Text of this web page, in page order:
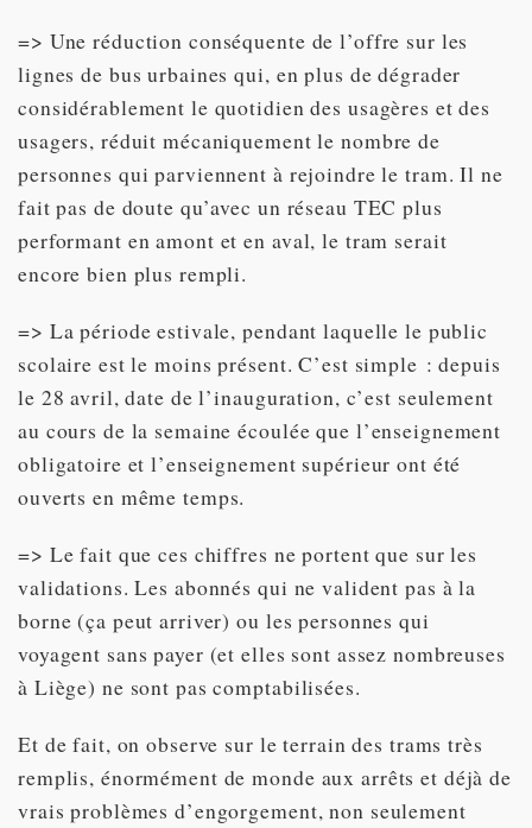
=> Une réduction conséquente de l’offre sur les
lignes de bus urbaines qui, en plus de dégrader
considérablement le quotidien des usagères et des
usagers, réduit mécaniquement le nombre de
personnes qui parviennent à rejoindre le tram. Il ne
fait pas de doute qu’avec un réseau TEC plus
performant en amont et en aval, le tram serait
encore bien plus rempli.
=> La période estivale, pendant laquelle le public
scolaire est le moins présent. C’est simple : depuis
le 28 avril, date de l’inauguration, c’est seulement
au cours de la semaine écoulée que l’enseignement
obligatoire et l’enseignement supérieur ont été
ouverts en même temps.
=> Le fait que ces chiffres ne portent que sur les
validations. Les abonnés qui ne valident pas à la
borne (ça peut arriver) ou les personnes qui
voyagent sans payer (et elles sont assez nombreuses
à Liège) ne sont pas comptabilisées.
Et de fait, on observe sur le terrain des trams très
remplis, énormément de monde aux arrêts et déjà de
vrais problèmes d’engorgement, non seulement